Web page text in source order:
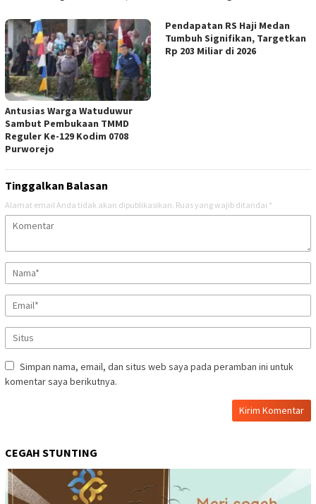
Antusias Warga Watuduwur
Sambut Pembukaan TMMD
Reguler Ke-129 Kodim 0708
Purworejo
Pendapatan RS Haji Medan
Tumbuh Signifikan, Targetkan
Rp 203 Miliar di 2026
Tinggalkan Balasan
Alamat email Anda tidak akan dipublikasikan. Ruas yang wajib ditandai *
Simpan nama, email, dan situs web saya pada peramban ini untuk
komentar saya berikutnya.
CEGAH STUNTING